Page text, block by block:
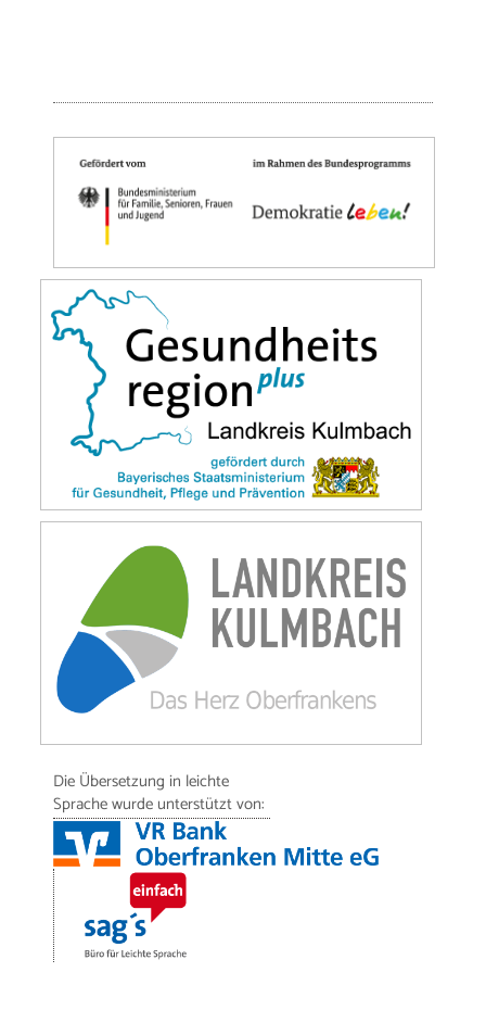
Die Übersetzung in leichte
Sprache wurde unterstützt von: